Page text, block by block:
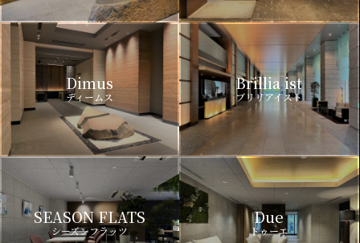
Dimus
ディームス
Brillia ist
ブリリアイスト
SEASON FLATS
シーズンフラッツ
Due
ドゥーエ